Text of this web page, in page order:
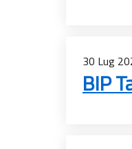
30 Lug
BIP